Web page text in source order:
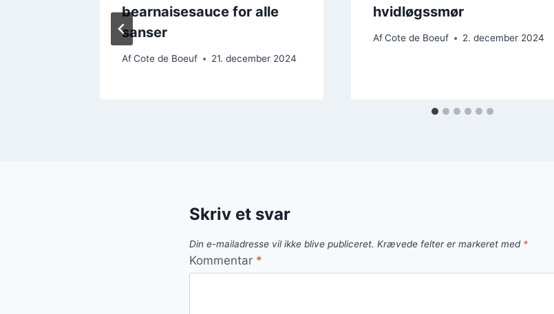
bearnaisesauce for alle
sanser
AfCote de Boeuf 21. december 2024
hvidløgssmør
Af Cote de Boeuf 2. december 2024
Skriv et svar
Din e-mailadresse vil ikke blive publiceret. Krævede felter er markeret med *
Kommentar *